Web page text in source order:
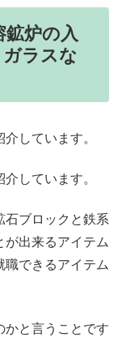
炉の入
ラスな
しています。
しています。
石ブロックと鉄系
出来るアイテム
できるアイテム
と言うことです